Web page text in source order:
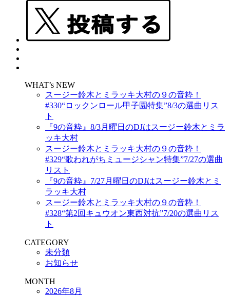
WHAT’s NEW
スージー鈴木とミラッキ大村の９の音粋！
#330“ロックンロール甲子園特集”8/3の選曲リス
ト
『9の音粋』8/3月曜日のDJはスージー鈴木とミラ
ッキ大村
スージー鈴木とミラッキ大村の９の音粋！
#329“歌われがちミュージシャン特集”7/27の選曲
リスト
『9の音粋』7/27月曜日のDJはスージー鈴木とミ
ラッキ大村
スージー鈴木とミラッキ大村の９の音粋！
#328“第2回キュウオン東西対抗”7/20の選曲リス
ト
CATEGORY
未分類
お知らせ
MONTH
2026年8月